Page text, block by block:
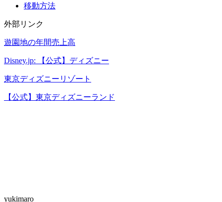
移動方法
外部リンク
遊園地の年間売上高
Disney.jp: 【公式】ディズニー
東京ディズニーリゾート
【公式】東京ディズニーランド
yukimaro